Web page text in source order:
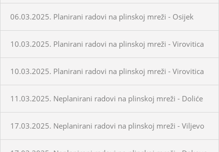
06.03.2025. Planirani radovi na plinskoj mreži - Osijek
10.03.2025. Planirani radovi na plinskoj mreži - Virovitica
10.03.2025. Planirani radovi na plinskoj mreži - Virovitica
11.03.2025. Neplanirani radovi na plinskoj mreži - Doliće
17.03.2025. Neplanirani radovi na plinskoj mreži - Viljevo